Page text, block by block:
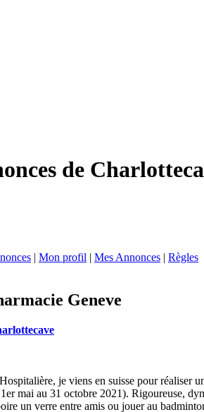
de
| Mon profil | Mes Annonces | Règles
Geneve
je viens en suisse pour réaliser
mai au 31 octobre 2021). Rigoureuse,
un verre entre amis ou jouer au